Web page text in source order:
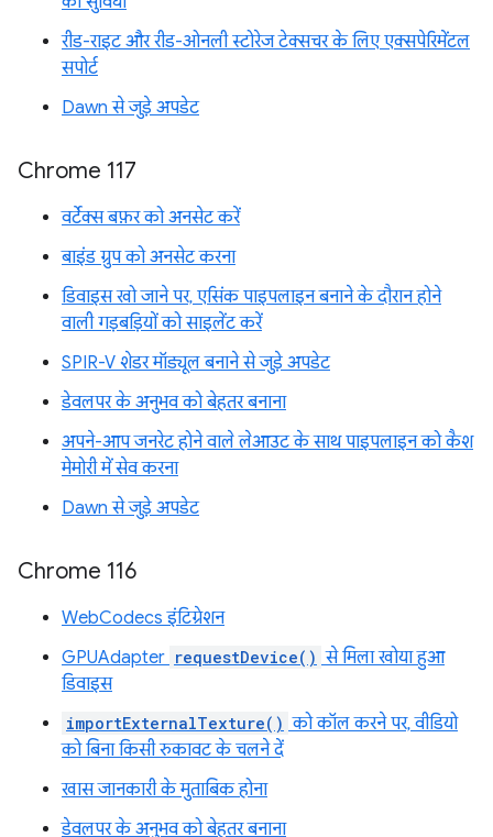
रीड-राइट और रीड-ओनली स्टोरेज टेक्सचर के लिए एक्सपेरिमेंटल
सपोर्ट
Dawn से जुड़े अपडेट
Chrome 117
वर्टेक्स बफ़र को अनसेट करें
बाइंड ग्रुप को अनसेट करना
डिवाइस खो जाने पर, एसिंक पाइपलाइन बनाने के दौरान होने
वाली गड़बड़ियों को साइलेंट करें
SPIR-V शेडर मॉड्यूल बनाने से जुड़े अपडेट
डेवलपर के अनुभव को बेहतर बनाना
अपने-आप जनरेट होने वाले लेआउट के साथ पाइपलाइन को कैश
मेमोरी में सेव करना
Dawn से जुड़े अपडेट
Chrome 116
WebCodecs इंटिग्रेशन
GPUAdapter requestDevice() से मिला खोया हुआ
डिवाइस
importExternalTexture() को कॉल करने पर, वीडियो
को बिना किसी रुकावट के चलने दें
खास जानकारी के मुताबिक होना
डेवलपर के अनुभव को बेहतर बनाना